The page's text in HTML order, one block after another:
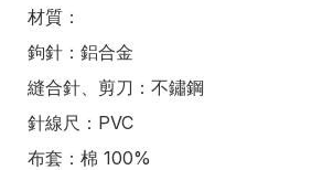
材質：
鉤針：鋁合金
縫合針、剪刀：不鏽鋼
針線尺：PVC
布套：棉 100%